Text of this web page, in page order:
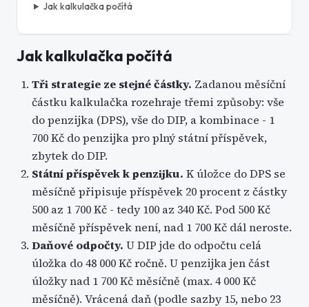
Jak kalkulačka počítá
Jak kalkulačka počítá
Tři strategie ze stejné částky. Zadanou měsíční
částku kalkulačka rozehraje třemi způsoby: vše
do penzijka (DPS), vše do DIP, a kombinace - 1
700 Kč do penzijka pro plný státní příspěvek,
zbytek do DIP.
Státní příspěvek k penzijku. K úložce do DPS se
měsíčně připisuje příspěvek 20 procent z částky
500 az 1 700 Kč - tedy 100 az 340 Kč. Pod 500 Kč
měsíčně příspěvek není, nad 1 700 Kč dál neroste.
Daňové odpočty. U DIP jde do odpočtu celá
úložka do 48 000 Kč ročně. U penzijka jen část
úložky nad 1 700 Kč měsíčně (max. 4 000 Kč
měsíčně). Vrácená daň (podle sazby 15, nebo 23